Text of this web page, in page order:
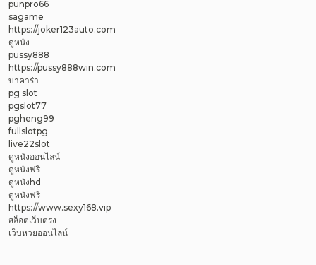
punpro66
sagame
https://joker123auto.com
ดูหนัง
pussy888
https://pussy888win.com
บาคาร่า
pg slot
pgslot77
pgheng99
fullslotpg
live22slot
ดูหนังออนไลน์
ดูหนังฟรี
ดูหนังhd
ดูหนังฟรี
https://www.sexy168.vip
สล็อตเว็บตรง
เว็บหวยออนไลน์